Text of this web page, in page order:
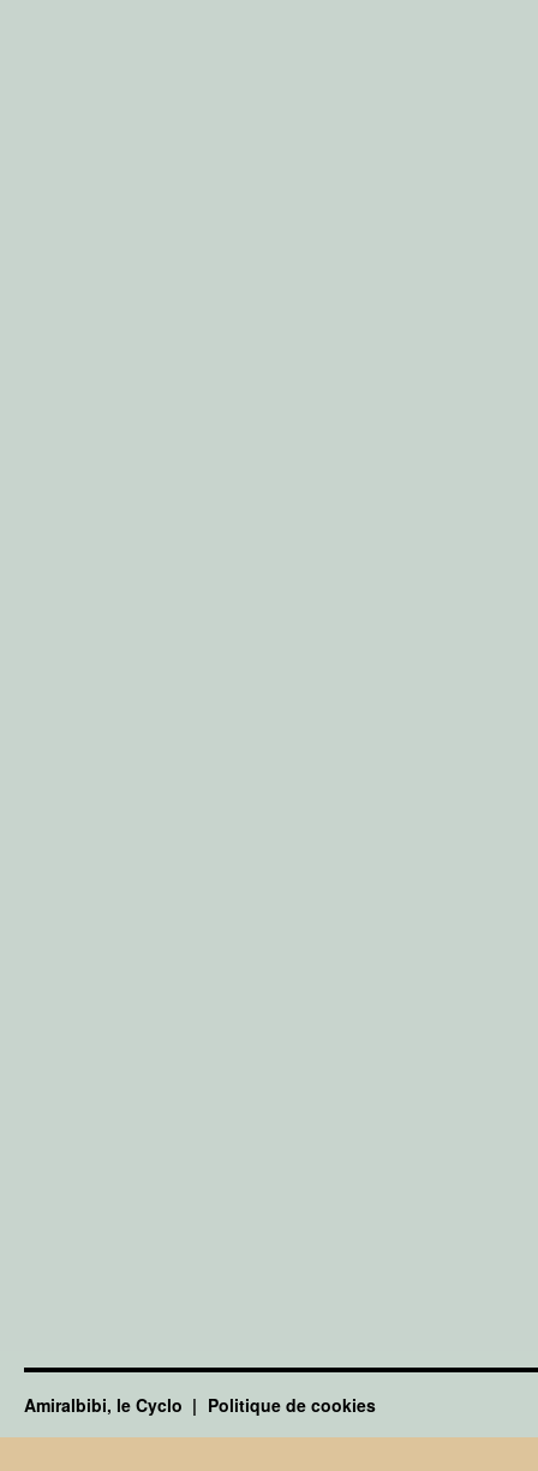
Amiralbibi, le Cyclo Politique de cookies